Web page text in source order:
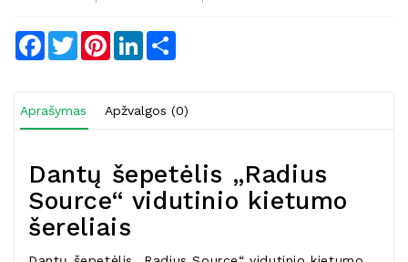
Facebook
TwitterPinterestLinkedIn
Aprašymas Apžvalgos (0)
Dantų šepetėlis „Radius
Source“ vidutinio kietumo
šereliais